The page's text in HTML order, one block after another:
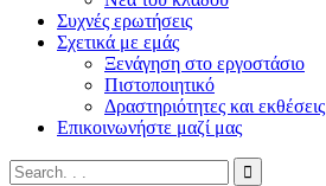
Συχνές ερωτήσεις
Σχετικά με εμάς
Ξενάγηση στο εργοστάσιο
Πιστοποιητικό
Δραστηριότητες και εκθέσεις
Επικοινωνήστε μαζί μας